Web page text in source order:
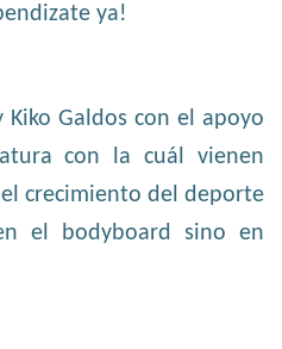
ya!
Kiko Galdos con el apoyo
con la cuál vienen
crecimiento del deporte
el bodyboard sino en